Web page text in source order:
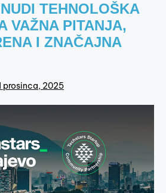
TEHNOLOŠKA
VAŽNA PITANJA,
I ZNAČAJNA
prosinca, 2025